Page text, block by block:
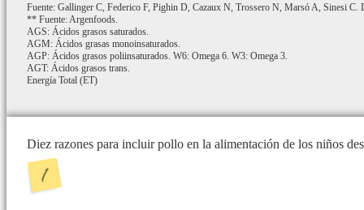
Fuente: Gallinger C, Federico F, Pighin D, Cazaux N, Trossero N, Marsó A, Sinesi
** Fuente: Argenfoods.
AGS: Ácidos grasos saturados.
AGM: Ácidos grasas monoinsaturados.
AGP: Ácidos grasos poliinsaturados. W6: Omega 6. W3: Omega 3.
AGT: Ácidos grasos trans.
Energía Total (ET)
Diez razones para incluir pollo en la alimentación de los niños